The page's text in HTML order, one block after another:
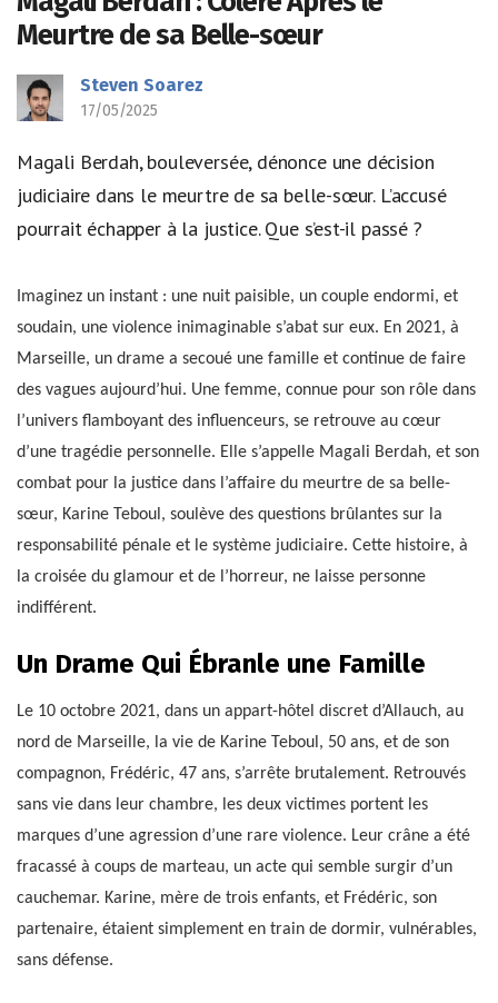
Meurtre de sa Belle-sœur
Steven Soarez
17/05/2025
Magali Berdah, bouleversée, dénonce une décision
judiciaire dans le meurtre de sa belle-sœur. L’accusé
pourrait échapper à la justice. Que s’est-il passé ?
Imaginez un instant : une nuit paisible, un couple endormi, et
soudain, une violence inimaginable s’abat sur eux. En 2021, à
Marseille, un drame a secoué une famille et continue de faire
des vagues aujourd’hui. Une femme, connue pour son rôle dans
l’univers flamboyant des influenceurs, se retrouve au cœur
d’une tragédie personnelle. Elle s’appelle Magali Berdah, et son
combat pour la justice dans l’affaire du meurtre de sa belle-
sœur, Karine Teboul, soulève des questions brûlantes sur la
responsabilité pénale et le système judiciaire. Cette histoire, à
la croisée du glamour et de l’horreur, ne laisse personne
indifférent.
Un Drame Qui Ébranle une Famille
Le 10 octobre 2021, dans un appart-hôtel discret d’Allauch, au
nord de Marseille, la vie de Karine Teboul, 50 ans, et de son
compagnon, Frédéric, 47 ans, s’arrête brutalement. Retrouvés
sans vie dans leur chambre, les deux victimes portent les
marques d’une agression d’une rare violence. Leur crâne a été
fracassé à coups de marteau, un acte qui semble surgir d’un
cauchemar. Karine, mère de trois enfants, et Frédéric, son
partenaire, étaient simplement en train de dormir, vulnérables,
sans défense.